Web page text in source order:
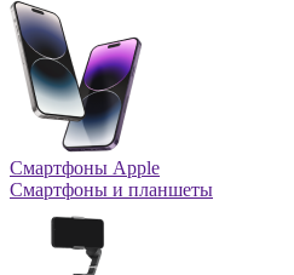
Смартфоны Apple
Смартфоны и планшеты